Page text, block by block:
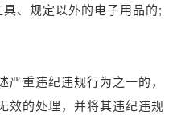
、规定以外的电子用品的;
重违纪违规行为之一的，
效的处理，并将其违纪违规